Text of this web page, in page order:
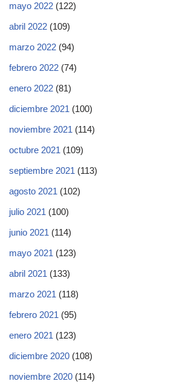
mayo 2022 (122)
abril 2022 (109)
marzo 2022 (94)
febrero 2022 (74)
enero 2022 (81)
diciembre 2021 (100)
noviembre 2021 (114)
octubre 2021 (109)
septiembre 2021 (113)
agosto 2021 (102)
julio 2021 (100)
junio 2021 (114)
mayo 2021 (123)
abril 2021 (133)
marzo 2021 (118)
febrero 2021 (95)
enero 2021 (123)
diciembre 2020 (108)
noviembre 2020 (114)